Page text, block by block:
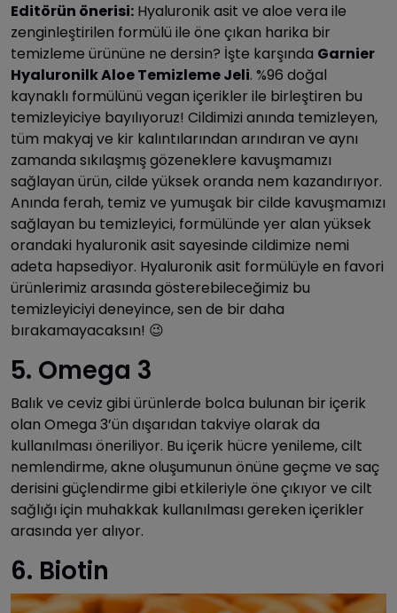
Editörün önerisi: Hyaluronik asit ve aloe vera ile
zenginleştirilen formülü ile öne çıkan harika bir
temizleme ürününe ne dersin? İşte karşında Garnier
Hyaluronilk Aloe Temizleme Jeli. %96 doğal
kaynaklı formülünü vegan içerikler ile birleştiren bu
temizleyiciye bayılıyoruz! Cildimizi anında temizleyen,
tüm makyaj ve kir kalıntılarından arındıran ve aynı
zamanda sıkılaşmış gözeneklere kavuşmamızı
sağlayan ürün, cilde yüksek oranda nem kazandırıyor.
Anında ferah, temiz ve yumuşak bir cilde kavuşmamızı
sağlayan bu temizleyici, formülünde yer alan yüksek
orandaki hyaluronik asit sayesinde cildimize nemi
adeta hapsediyor. Hyaluronik asit formülüyle en favori
ürünlerimiz arasında gösterebileceğimiz bu
temizleyiciyi deneyince, sen de bir daha
bırakamayacaksın! 😉
5. Omega 3
Balık ve ceviz gibi ürünlerde bolca bulunan bir içerik
olan Omega 3’ün dışarıdan takviye olarak da
kullanılması öneriliyor. Bu içerik hücre yenileme, cilt
nemlendirme, akne oluşumunun önüne geçme ve saç
derisini güçlendirme gibi etkileriyle öne çıkıyor ve cilt
sağlığı için muhakkak kullanılması gereken içerikler
arasında yer alıyor.
6. Biotin